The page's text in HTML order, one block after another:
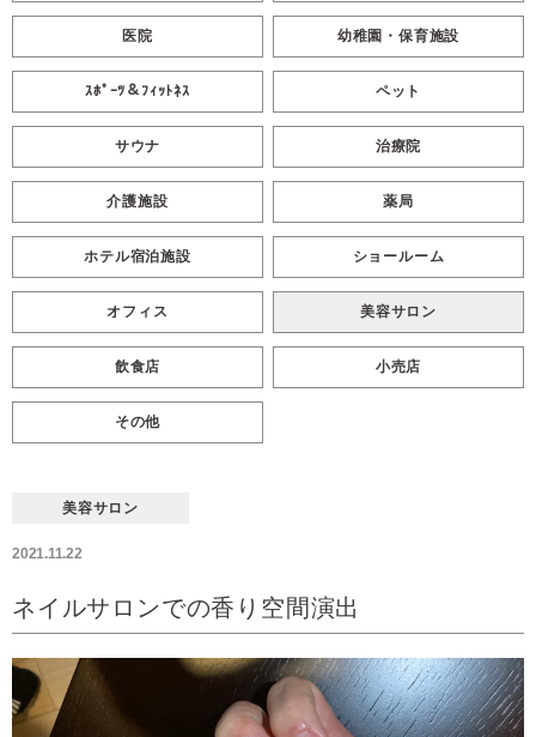
医院 幼稚園・保育施設
ｽﾎﾟｰﾂ＆ﾌｨｯﾄﾈｽ ペット
サウナ 治療院
介護施設 薬局
ホテル宿泊施設 ショールーム
オフィス 美容サロン
飲食店 小売店
その他
美容サロン
2021.11.22
ネイルサロンでの香り空間演出